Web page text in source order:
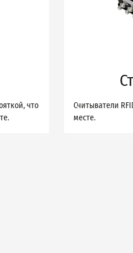
что
Считыватели
месте.